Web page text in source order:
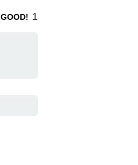
GOOD! 1